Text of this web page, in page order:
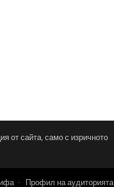
от сайта, само с изричното
Профил на аудиторията